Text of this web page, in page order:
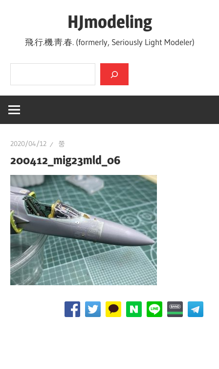
HJmodeling
飛.行.機.靑.春. (formerly, Seriously Light Modeler)
검색
2020/04/12 쭝
200412_mig23mld_06